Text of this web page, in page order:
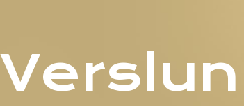
Verslun